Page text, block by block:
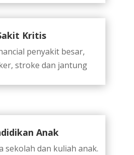
Kritis
penyakit besar,
stroke dan jantung
Anak
sekolah dan kuliah anak.